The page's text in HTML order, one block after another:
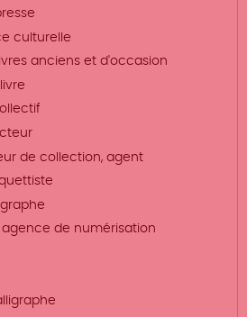
culturelle
anciens et d'occasion
de collection, agent
agence de numérisation